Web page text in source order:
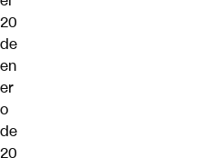
20
de
en
er
o
de
20